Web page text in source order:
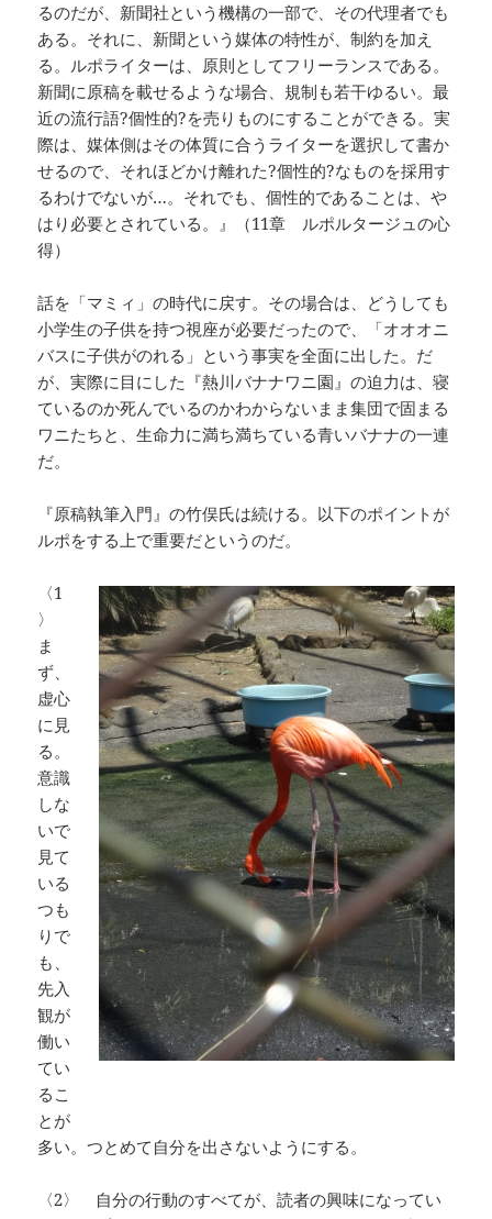
るのだが、新聞社という機構の一部で、その代理者でも
ある。それに、新聞という媒体の特性が、制約を加え
る。ルポライターは、原則としてフリーランスである。
新聞に原稿を載せるような場合、規制も若干ゆるい。最
近の流行語?個性的?を売りものにすることができる。実
際は、媒体側はその体質に合うライターを選択して書か
せるので、それほどかけ離れた?個性的?なものを採用す
るわけでないが…。それでも、個性的であることは、や
はり必要とされている。』（11章 ルポルタージュの心
得）
話を「マミィ」の時代に戻す。その場合は、どうしても
小学生の子供を持つ視座が必要だったので、「オオオニ
バスに子供がのれる」という事実を全面に出した。だ
が、実際に目にした『熱川バナナワニ園』の迫力は、寝
ているのか死んでいるのかわからないまま集団で固まる
ワニたちと、生命力に満ち満ちている青いバナナの一連
だ。
『原稿執筆入門』の竹俣氏は続ける。以下のポイントが
ルポをする上で重要だというのだ。
〈1
〉
ま
ず、
虚心
に見
る。
意識
しな
いで
見て
いる
つも
りで
も、
先入
観が
働い
てい
るこ
とが
多い。つとめて自分を出さないようにする。
〈2〉 自分の行動のすべてが、読者の興味になってい